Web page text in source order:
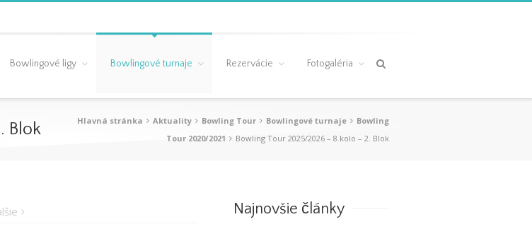
Bowlingové ligy Bowlingové turnaje Rezervácie Fotogaléria
Blok Hlavná stránka Aktuality Bowling Tour Bowlingové turnaje
Bowling
Tour 2020/2021
Bowling Tour 2025/2026 – 8.kolo – 2. Blok
Najnovšie články